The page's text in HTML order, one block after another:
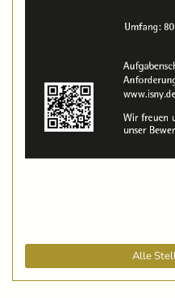
Alle